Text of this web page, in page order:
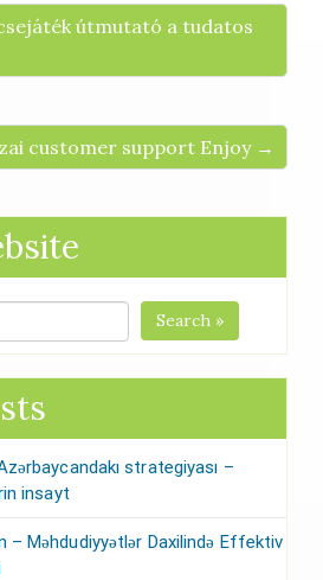
útmutató a tudatos
customer support Enjoy →
Search »
strategiyası –
insayt
– Məhdudiyyətlər Daxilində Effektiv